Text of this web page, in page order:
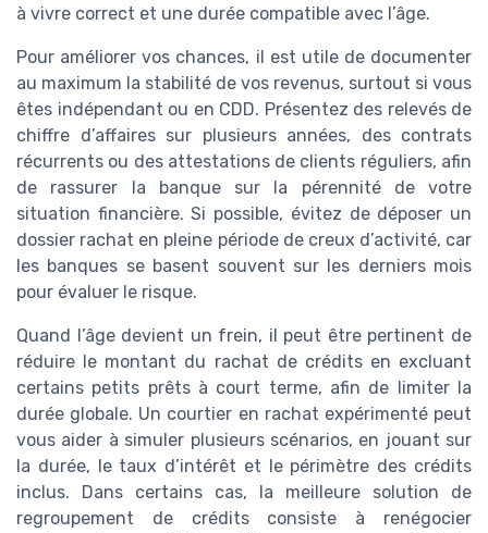
à vivre correct et une durée compatible avec l’âge.
Pour améliorer vos chances, il est utile de documenter
au maximum la stabilité de vos revenus, surtout si vous
êtes indépendant ou en CDD. Présentez des relevés de
chiffre d’affaires sur plusieurs années, des contrats
récurrents ou des attestations de clients réguliers, afin
de rassurer la banque sur la pérennité de votre
situation financière. Si possible, évitez de déposer un
dossier rachat en pleine période de creux d’activité, car
les banques se basent souvent sur les derniers mois
pour évaluer le risque.
Quand l’âge devient un frein, il peut être pertinent de
réduire le montant du rachat de crédits en excluant
certains petits prêts à court terme, afin de limiter la
durée globale. Un courtier en rachat expérimenté peut
vous aider à simuler plusieurs scénarios, en jouant sur
la durée, le taux d’intérêt et le périmètre des crédits
inclus. Dans certains cas, la meilleure solution de
regroupement de crédits consiste à renégocier